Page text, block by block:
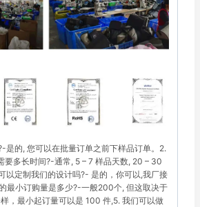
是的, 您可以在批量订单之前下样品订单。2.
要多长时间?-通常, 5 – 7 样品天数, 20 – 30
以定制我们的设计吗?- 是的，你可以,我厂接
最小订购量是多少?-一般200个, 但这取决于
，最小起订量可以是 100 件,5. 我们可以做